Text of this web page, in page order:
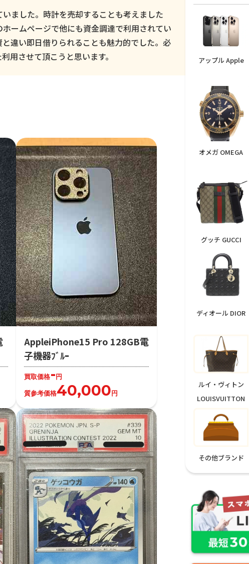
ました。時計を売却することも考えました
ームページで他にも資金調達で利用されてい
違い即日借りられることも魅力的でした。必
用させて頂こうと思います。
AppleiPhone15 Pro 128GB電
子機器ﾌﾞﾙｰ
買取価格-円
質参考価格40,000円
アップル Apple
オメガ OMEGA
グッチ GUCCI
ディオール DIOR
ルイ・ヴィトン
LOUISVUITTON
その他ブランド